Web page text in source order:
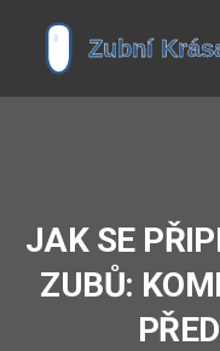
JAK SE
ZUBŮ: